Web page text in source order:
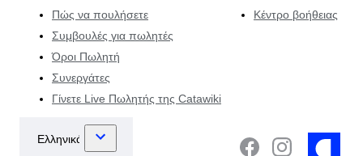
Πώς να πουλήσετε
Συμβουλές για πωλητές
Όροι Πωλητή
Συνεργάτες
Γίνετε Live Πωλητής της Catawiki
Κέντρο βοήθειας